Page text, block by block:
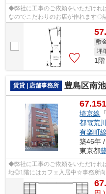
◆弊社に工事のご依頼をいただけ
なのでこだわりのお店が作れます◇
て物件のご提案が可能です◇お気軽
敷
坪
1
賃貸 | 店舗事務所 豊島区南
埼京線
都電荒
有楽町線
築46年
東京都
◆弊社に工事のご依頼をいただけれ
地◎1階にはカフェ入居中☆事務所
合わせて物件のご提案が可能です◇